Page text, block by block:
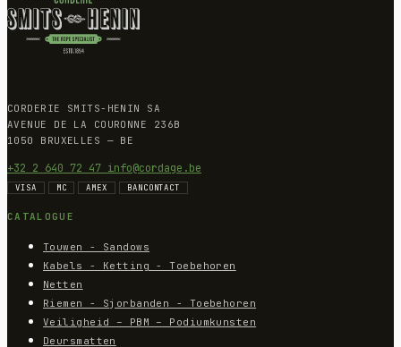
CORDERIE SMITS-HENIN SA
AVENUE DE LA COURONNE 236B
1050 BRUXELLES — BE
+32 2 640 72 47 info@cordage.be
VISA MC AMEX BANCONTACT
CATALOGUE
Touwen - Sandows
Kabels - Ketting - Toebehoren
Netten
Riemen - Sjorbanden - Toebehoren
Veiligheid – PBM – Podiumkunsten
Deursmatten